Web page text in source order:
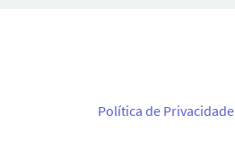
Pular para o conteúdo
Política de Privacidade